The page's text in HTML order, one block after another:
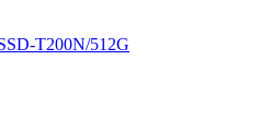
T200N/512G